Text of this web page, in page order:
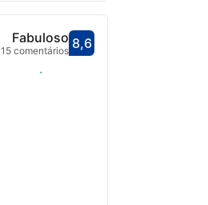
Pontuado com 8,6
8,6
Fabuloso
15 comentários
Selecionar datas